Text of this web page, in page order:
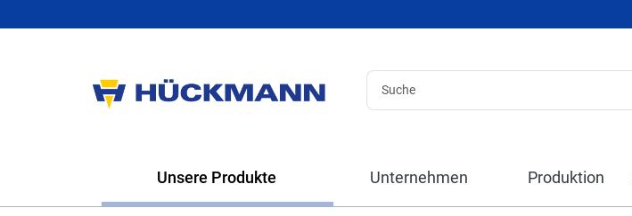
Unsere Produkte Unternehmen Produktion